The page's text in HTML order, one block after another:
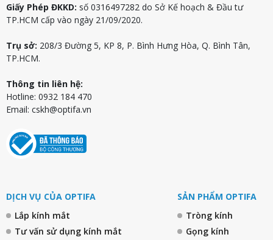
Giấy Phép ĐKKD: số 0316497282 do Sở Kế hoạch & Đầu tư
TP.HCM cấp vào ngày 21/09/2020.
Trụ sở: 208/3 Đường 5, KP 8, P. Bình Hưng Hòa, Q. Bình Tân,
TP.HCM.
Thông tin liên hệ:
Hotline: 0932 184 470
Email: cskh@optifa.vn
DỊCH VỤ CỦA OPTIFA
Lắp kính mắt
Tư vấn sử dụng kính mắt
SẢN PHẨM OPTIFA
Tròng kính
Gọng kính